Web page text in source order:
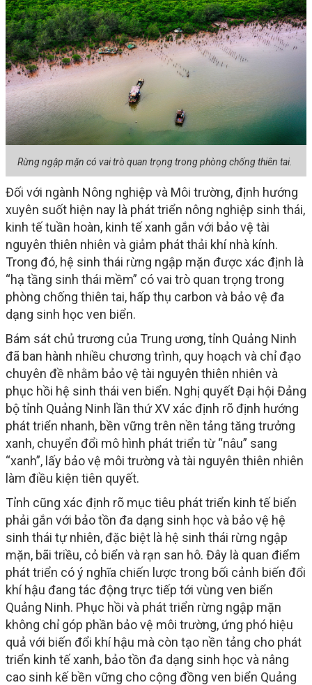
Rừng ngập mặn có vai trò quan trọng trong phòng chống thiên tai.
Đối với ngành Nông nghiệp và Môi trường, định hướng
xuyên suốt hiện nay là phát triển nông nghiệp sinh thái,
kinh tế tuần hoàn, kinh tế xanh gắn với bảo vệ tài
nguyên thiên nhiên và giảm phát thải khí nhà kính.
Trong đó, hệ sinh thái rừng ngập mặn được xác định là
“hạ tầng sinh thái mềm” có vai trò quan trọng trong
phòng chống thiên tai, hấp thụ carbon và bảo vệ đa
dạng sinh học ven biển.
Bám sát chủ trương của Trung ương, tỉnh Quảng Ninh
đã ban hành nhiều chương trình, quy hoạch và chỉ đạo
chuyên đề nhằm bảo vệ tài nguyên thiên nhiên và
phục hồi hệ sinh thái ven biển. Nghị quyết Đại hội Đảng
bộ tỉnh Quảng Ninh lần thứ XV xác định rõ định hướng
phát triển nhanh, bền vững trên nền tảng tăng trưởng
xanh, chuyển đổi mô hình phát triển từ “nâu” sang
“xanh”, lấy bảo vệ môi trường và tài nguyên thiên nhiên
làm điều kiện tiên quyết.
Tỉnh cũng xác định rõ mục tiêu phát triển kinh tế biển
phải gắn với bảo tồn đa dạng sinh học và bảo vệ hệ
sinh thái tự nhiên, đặc biệt là hệ sinh thái rừng ngập
mặn, bãi triều, cỏ biển và rạn san hô. Đây là quan điểm
phát triển có ý nghĩa chiến lược trong bối cảnh biến đổi
khí hậu đang tác động trực tiếp tới vùng ven biển
Quảng Ninh. Phục hồi và phát triển rừng ngập mặn
không chỉ góp phần bảo vệ môi trường, ứng phó hiệu
quả với biến đổi khí hậu mà còn tạo nền tảng cho phát
triển kinh tế xanh, bảo tồn đa dạng sinh học và nâng
cao sinh kế bền vững cho cộng đồng ven biển Quảng